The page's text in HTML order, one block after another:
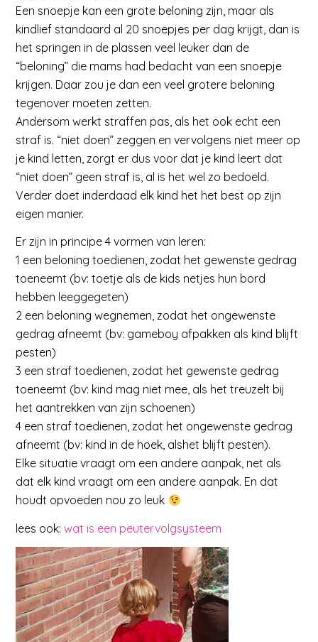
Een snoepje kan een grote beloning zijn, maar als
kindlief standaard al 20 snoepjes per dag krijgt, dan is
het springen in de plassen veel leuker dan de
“beloning” die mams had bedacht van een snoepje
krijgen. Daar zou je dan een veel grotere beloning
tegenover moeten zetten.
Andersom werkt straffen pas, als het ook echt een
straf is. “niet doen” zeggen en vervolgens niet meer op
je kind letten, zorgt er dus voor dat je kind leert dat
“niet doen” geen straf is, al is het wel zo bedoeld.
Verder doet inderdaad elk kind het het best op zijn
eigen manier.
Er zijn in principe 4 vormen van leren:
1 een beloning toedienen, zodat het gewenste gedrag
toeneemt (bv: toetje als de kids netjes hun bord
hebben leeggegeten)
2 een beloning wegnemen, zodat het ongewenste
gedrag afneemt (bv: gameboy afpakken als kind blijft
pesten)
3 een straf toedienen, zodat het gewenste gedrag
toeneemt (bv: kind mag niet mee, als het treuzelt bij
het aantrekken van zijn schoenen)
4 een straf toedienen, zodat het ongewenste gedrag
afneemt (bv: kind in de hoek, alshet blijft pesten).
Elke situatie vraagt om een andere aanpak, net als
dat elk kind vraagt om een andere aanpak. En dat
houdt opvoeden nou zo leuk
lees ook:wat is een peutervolgsysteem